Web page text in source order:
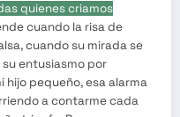
quienes criamos
cuando la risa de
cuando su mirada se
entusiasmo por
hijo pequeño, esa alarma
a contarme cada